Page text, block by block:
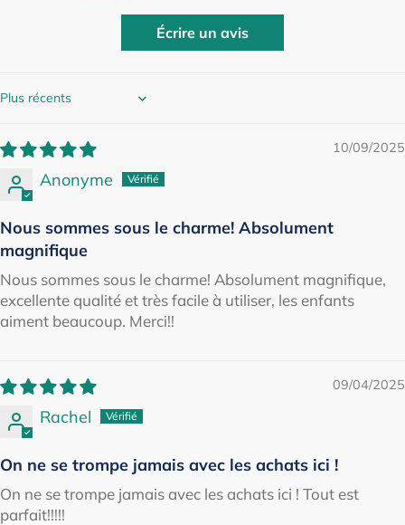
Écrire un avis
Sort by
10/09/2025
Anonyme
Nous sommes sous le charme! Absolument
magnifique
Nous sommes sous le charme! Absolument magnifique,
excellente qualité et très facile à utiliser, les enfants
aiment beaucoup. Merci!!
09/04/2025
Rachel
On ne se trompe jamais avec les achats ici !
On ne se trompe jamais avec les achats ici ! Tout est
parfait!!!!!